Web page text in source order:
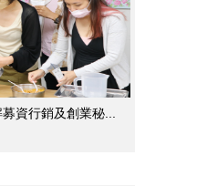
資行銷及創業秘...